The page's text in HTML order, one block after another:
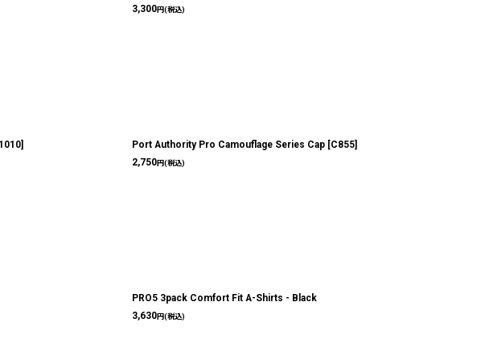
3,300円(税込)
]
Port Authority Pro Camouflage Series Cap [C855]
2,750円(税込)
PRO5 3pack Comfort Fit A-Shirts - Black
3,630円(税込)